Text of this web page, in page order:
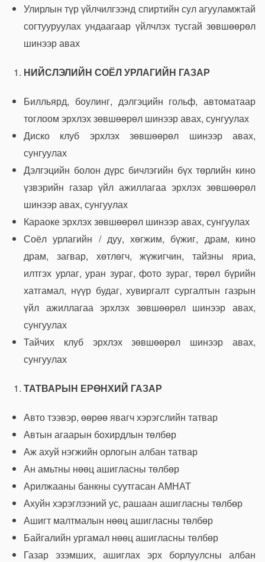
Улирлын түр үйлчилгээнд спиртийн сул агууламжтай
согтууруулах ундаагаар үйлчлэх тусгай зөвшөөрөл
шинээр авах
НИЙСЛЭЛИЙН СОЁЛ УРЛАГИЙН ГАЗАР
Билльярд, боулинг, дэлгэцийн гольф, автоматаар
тоглоом эрхлэх зөвшөөрөл шинээр авах, сунгуулах
Диско клуб эрхлэх зөвшөөрөл шинээр авах,
сунгуулах
Дэлгэцийн болон дүрс бичлэгийн бүх төрлийн кино
үзвэрийн газар үйл ажиллагаа эрхлэх зөвшөөрөл
шинээр авах, сунгуулах
Караоке эрхлэх зөвшөөрөл шинээр авах, сунгуулах
Соёл урлагийн / дуу, хөгжим, бүжиг, драм, кино
драм, загвар, хөтлөгч, жүжигчин, тайзны яриа,
илтгэх урлаг, уран зураг, фото зураг, төрөл бүрийн
хатгамал, нүүр будаг, хувиргалт сургалтын газрын
үйл ажиллагаа эрхлэх зөвшөөрөл шинээр авах,
сунгуулах
Тайчих клуб эрхлэх зөвшөөрөл шинээр авах,
сунгуулах
ТАТВАРЫН ЕРӨНХИЙ ГАЗАР
Авто тээвэр, өөрөө явагч хэрэгслийн татвар
Автын агаарын бохирдлын төлбөр
Аж ахуй нэгжийн орлогын албан татвар
Ан амьтны нөөц ашигласны төлбөр
Арилжааны банкны суутгасан АМНАТ
Ахуйн хэрэглээний ус, рашаан ашигласны төлбөр
Ашигт малтмалын нөөц ашигласны төлбөр
Байгалийн ургамал нөөц ашигласны төлбөр
Газар эзэмших, ашиглах эрх борлуулсны албан